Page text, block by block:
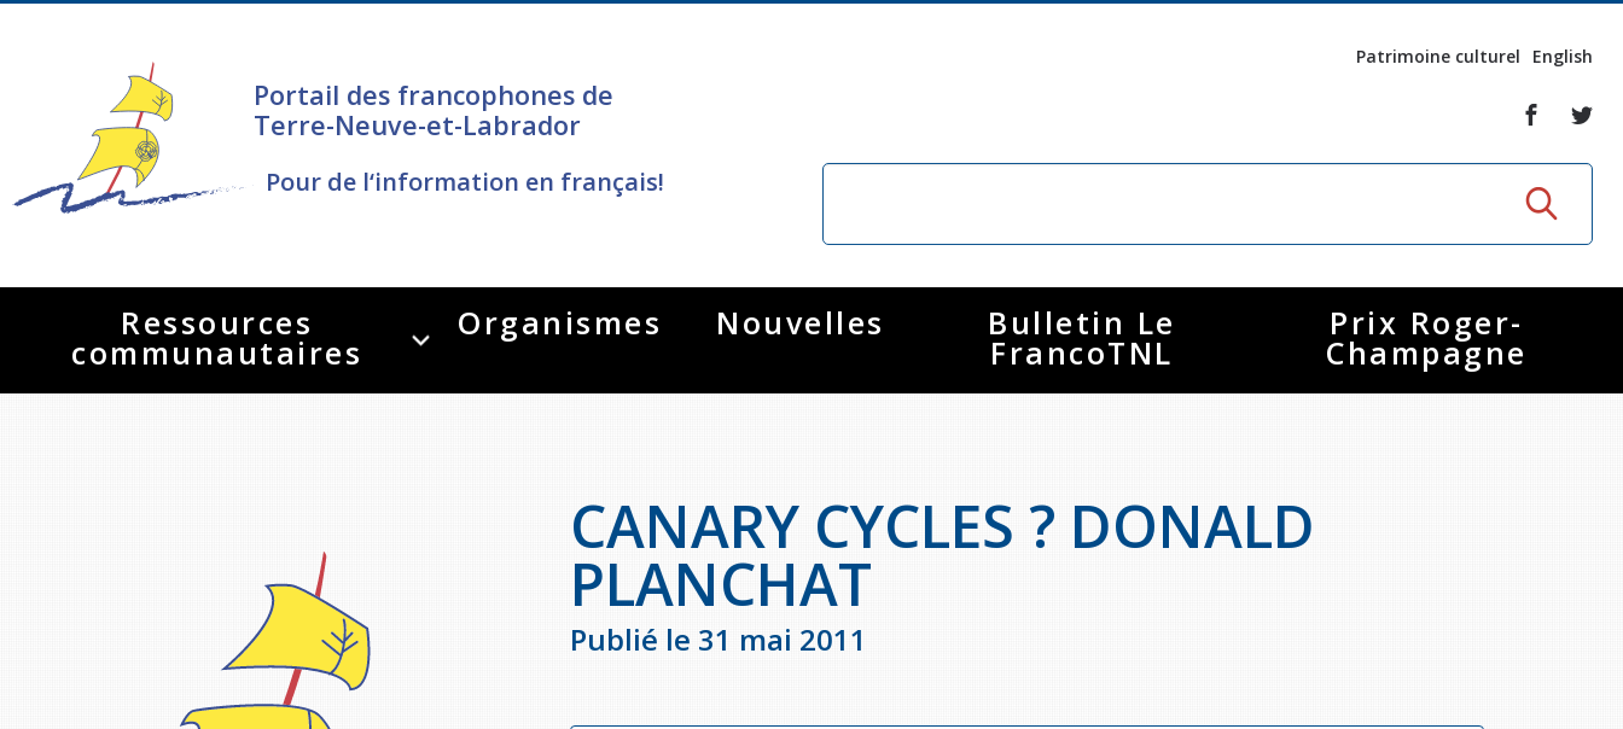
Portail des francophones de
Terre-Neuve-et-Labrador
Pour de l‘information en français!
Patrimoine culturel English
Ressources
communautaires
Organismes Nouvelles Bulletin Le
FrancoTNL
Prix Roger-
Champagne
CANARY CYCLES ? DONALD
PLANCHAT
Publié le 31 mai 2011